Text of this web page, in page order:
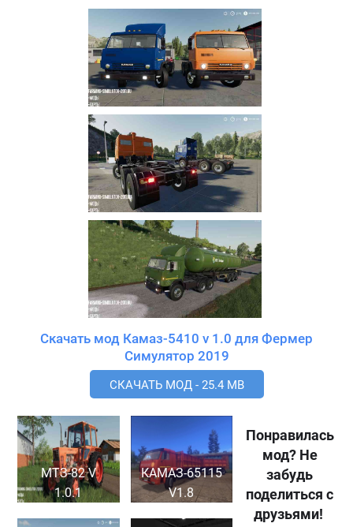
Скачать мод Камаз-5410 v 1.0 для Фермер
Симулятор 2019
СКАЧАТЬ МОД - 25.4 MB
МТЗ-82 V
1.0.1
КАМАЗ-65115
V1.8
Понравилась
мод? Не
забудь
поделиться с
друзьями!